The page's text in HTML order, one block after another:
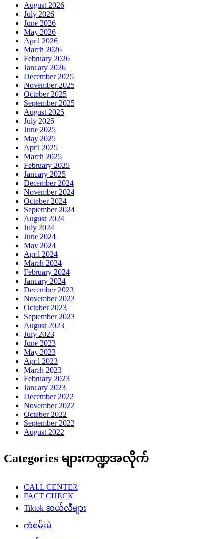
August 2026
July 2026
June 2026
May 2026
April 2026
March 2026
February 2026
January 2026
December 2025
November 2025
October 2025
September 2025
August 2025
July 2025
June 2025
May 2025
April 2025
March 2025
February 2025
January 2025
December 2024
November 2024
October 2024
September 2024
August 2024
July 2024
June 2024
May 2024
April 2024
March 2024
February 2024
January 2024
December 2023
November 2023
October 2023
September 2023
August 2023
July 2023
June 2023
May 2023
April 2023
March 2023
February 2023
January 2023
December 2022
November 2022
October 2022
September 2022
August 2022
Categories များကဏ္ဍအလိုက်
CALL CENTER
FACT CHECK
Tiktok ဆယ်လီများ
ကံစမ်းမဲ